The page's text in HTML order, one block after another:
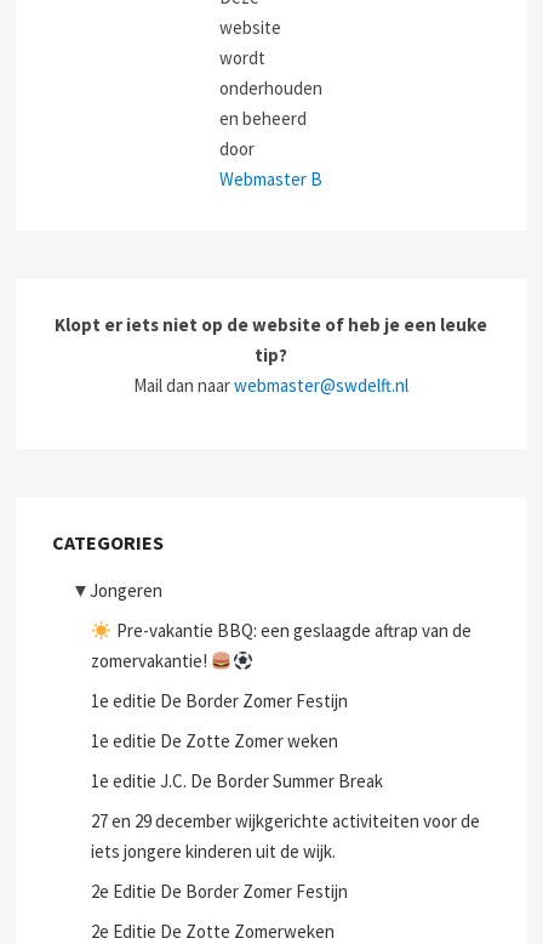
website
wordt
onderhouden
en beheerd
door
Webmaster B
Klopt er iets niet op de website of heb je een leuke
tip?
Mail dan naarwebmaster@swdelft.nl
CATEGORIES
▼Jongeren
Pre-vakantie BBQ: een geslaagde aftrap van de
zomervakantie!
1e editie De Border Zomer Festijn
1e editie De Zotte Zomer weken
1e editie J.C. De Border Summer Break
27 en 29 december wijkgerichte activiteiten voor de
iets jongere kinderen uit de wijk.
2e Editie De Border Zomer Festijn
2e Editie De Zotte Zomerweken